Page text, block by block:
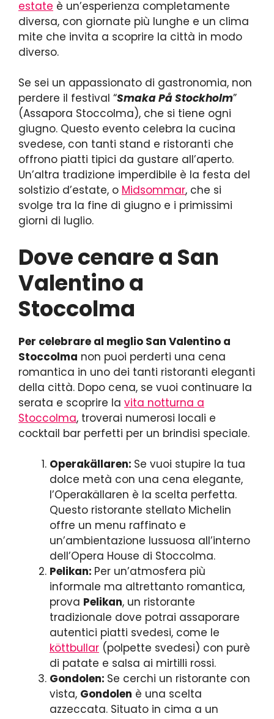
estate è un’esperienza completamente
diversa, con giornate più lunghe e un clima
mite che invita a scoprire la città in modo
diverso.
Se sei un appassionato di gastronomia, non
perdere il festival “Smaka På Stockholm”
(Assapora Stoccolma), che si tiene ogni
giugno. Questo evento celebra la cucina
svedese, con tanti stand e ristoranti che
offrono piatti tipici da gustare all’aperto.
Un’altra tradizione imperdibile è la festa del
solstizio d’estate, o Midsommar, che si
svolge tra la fine di giugno e i primissimi
giorni di luglio.
Dove cenare a San
Valentino a
Stoccolma
Per celebrare al meglio San Valentino a
Stoccolma non puoi perderti una cena
romantica in uno dei tanti ristoranti eleganti
della città. Dopo cena, se vuoi continuare la
serata e scoprire la vita notturna a
Stoccolma, troverai numerosi locali e
cocktail bar perfetti per un brindisi speciale.
Operakällaren: Se vuoi stupire la tua
dolce metà con una cena elegante,
l’Operakällaren è la scelta perfetta.
Questo ristorante stellato Michelin
offre un menu raffinato e
un’ambientazione lussuosa all’interno
dell’Opera House di Stoccolma.
Pelikan: Per un’atmosfera più
informale ma altrettanto romantica,
prova Pelikan, un ristorante
tradizionale dove potrai assaporare
autentici piatti svedesi, come le
köttbullar (polpette svedesi) con purè
di patate e salsa ai mirtilli rossi.
Gondolen: Se cerchi un ristorante con
vista, Gondolen è una scelta
azzeccata. Situato in cima a un